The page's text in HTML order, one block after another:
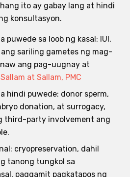
ito ay gabay lang at hindi
konsultasyon.
puwede sa loob ng kasal: IUI,
ang sariling gametes ng mag-
ang pag-uugnay at
Sallam at Sallam, PMC
hindi puwede: donor sperm,
donation, at surrogacy,
third-party involvement ang
cryopreservation, dahil
tanong tungkol sa
paggamit pagkatapos ng